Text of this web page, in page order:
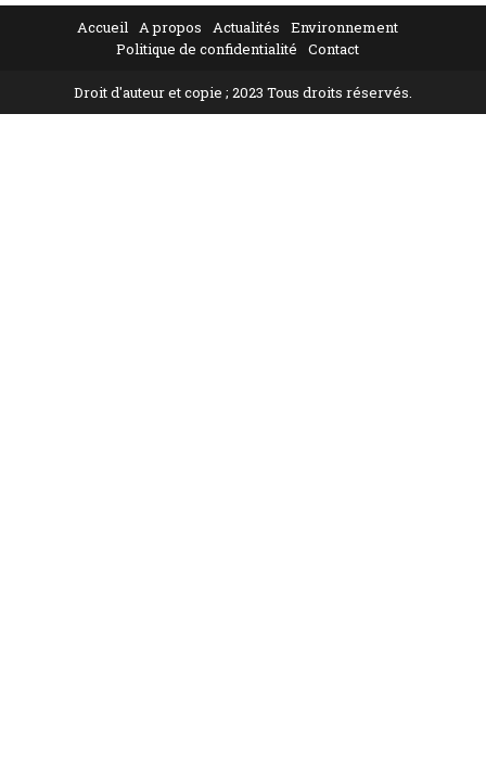
Accueil A propos Actualités
Environnement
Politique de confidentialité
Contact
Droit d'auteur et copie ; 2023 Tous droits réservés.